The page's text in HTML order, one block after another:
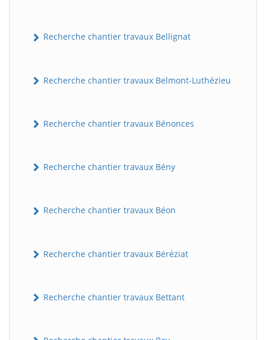
Recherche chantier travaux Bellignat
Recherche chantier travaux Belmont-Luthézieu
Recherche chantier travaux Bénonces
Recherche chantier travaux Bény
Recherche chantier travaux Béon
Recherche chantier travaux Béréziat
Recherche chantier travaux Bettant